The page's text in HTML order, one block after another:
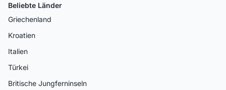
Beliebte Länder
Griechenland
Kroatien
Italien
Türkei
Britische Jungferninseln